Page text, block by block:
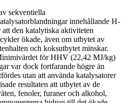
sekventiella
innehållande H-
den katalytiska aktiviteten
ökade, även om utbytet av
och koksutbytet minskar.
för HHV (22,42 MJ/kg)
var dock fortfarande högre än
utan att använda katalysatorer
resultaten att utbytet av de
fenoler, furaner och alkohol,